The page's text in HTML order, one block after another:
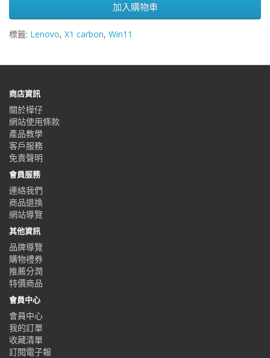
加入購物車
標籤: Lenovo, X1 carbon, Win11
商店資訊
關於樺仔
網站使用條款
產品教學
客戶服務
免責聲明
會員服務
連絡我們
商品退換
網站導覽
其他資訊
品牌導覽
購物禮券
推薦分潤
特價商品
會員中心
會員中心
我的訂單
收藏清單
訂閱電子報